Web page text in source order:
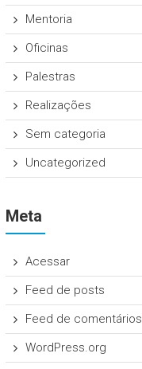
Mentoria
Oficinas
Palestras
Realizações
Sem categoria
Uncategorized
Meta
Acessar
Feed de posts
Feed de comentários
WordPress.org